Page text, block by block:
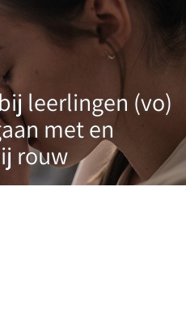
leerlingen (vo)
met en
rouw